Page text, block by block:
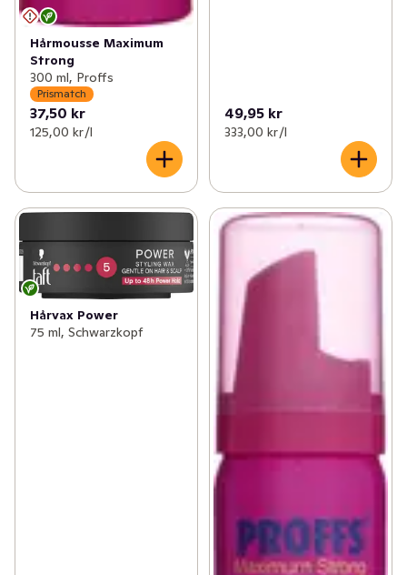
Hårmousse Maximum
Strong
300 ml, Proffs
Prismatch
37,50 kr
125,00 kr /l
49,95 kr
333,00 kr /l
Hårvax Power
75 ml, Schwarzkopf